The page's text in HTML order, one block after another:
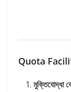
Quota
মুক্তিযোদ্ধা